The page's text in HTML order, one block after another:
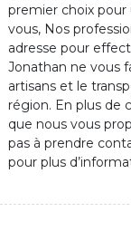
premier choix pour
vous, Nos
adresse pour
Jonathan ne vous
artisans et le
région. En plus de
que nous vous
pas à prendre
pour plus